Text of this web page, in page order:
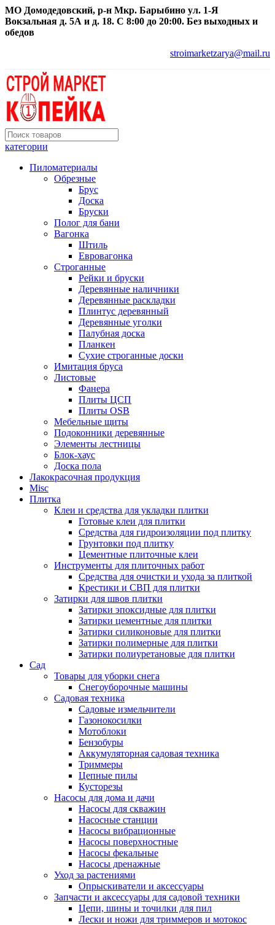
МО Домодедовский, р-н Мкр. Барыбино ул. 1-Я
Вокзальная д. 5А и д. 18. С 8:00 до 20:00. Без выходных и
обедов
stroimarketzarya@mail.ru
категории
Пиломатериалы
Обрезные
Брус
Доска
Бруски
Полог для бани
Вагонка
Штиль
Евровагонка
Строганные
Рейки и бруски
Деревянные наличники
Деревянные раскладки
Плинтус деревянный
Деревянные уголки
Палубная доска
Планкен
Сухие строганные доски
Имитация бруса
Листовые
Фанера
Плиты ЦСП
Плиты OSB
Мебельные щиты
Подоконники деревянные
Элементы лестницы
Блок-хаус
Доска пола
Лакокрасочная продукция
Misc
Плитка
Клеи и средства для укладки плитки
Готовые клеи для плитки
Средства для гидроизоляции под плитку
Грунтовки под плитку
Цементные плиточные клеи
Инструменты для плиточных работ
Средства для очистки и ухода за плиткой
Крестики и СВП для плитки
Затирки для швов плитки
Затирки эпоксидные для плитки
Затирки цементные для плитки
Затирки силиконовые для плитки
Затирки полимерные для плитки
Затирки полиуретановые для плитки
Сад
Товары для уборки снега
Снегоуборочные машины
Садовая техника
Садовые измельчители
Газонокосилки
Мотоблоки
Бензобуры
Аккумуляторная садовая техника
Триммеры
Цепные пилы
Кусторезы
Насосы для дома и дачи
Насосы для скважин
Насосные станции
Насосы вибрационные
Насосы поверхностные
Насосы фекальные
Насосы дренажные
Уход за растениями
Опрыскиватели и аксессуары
Запчасти и аксессуары для садовой техники
Цепи, шины и точилки для пил
Лески и ножи для триммеров и мотокос